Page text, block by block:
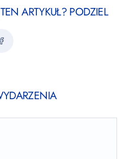
ARTYKUŁ? PODZIEL
Facebook